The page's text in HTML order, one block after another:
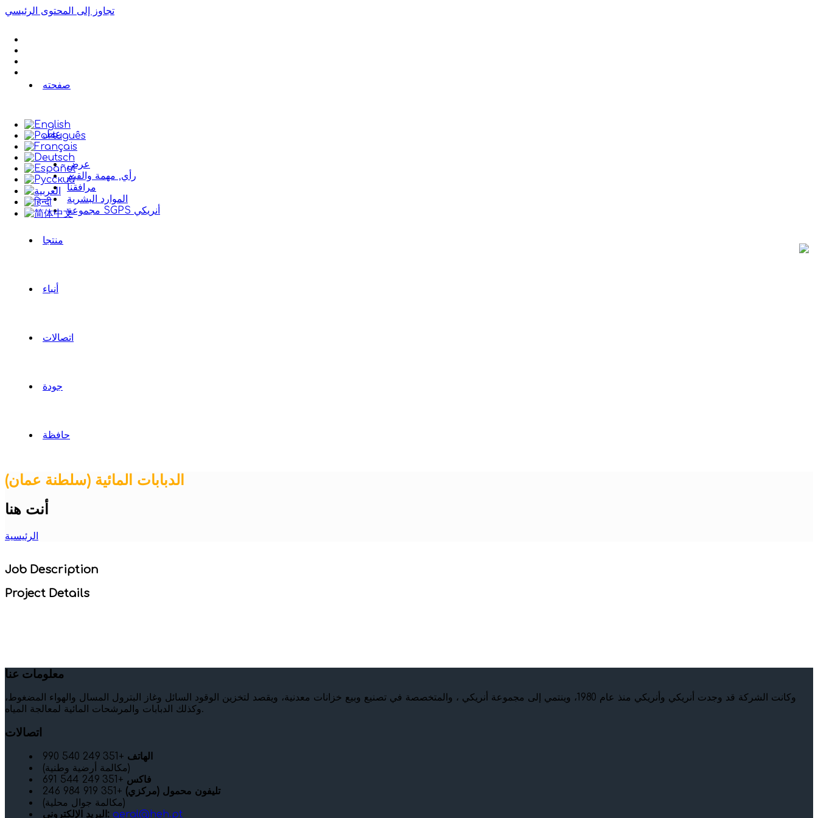
تجاوز إلى المحتوى الرئيسي
صفحته
عمل
عرض
رأي, مهمة والقيم
مرافقنا
الموارد البشرية
مجموعة SGPS أنريكي
منتجا
أنباء
اتصالات
جودة
حافظة
(سلطنة عمان) الدبابات المائية
أنت هنا
الرئيسية
Job Description
Project Details
معلومات عنا
وكانت الشركة قد وجدت أنريكي وأنريكي منذ عام 1980، وينتمي إلى مجموعة أنريكي ، والمتخصصة في تصنيع وبيع خزانات معدنية، ويقصد لتخزين الوقود السائل وغاز البترول المسال والهواء المضغوط،
وكذلك الدبابات والمرشحات المائية لمعالجة المياه.
اتصالات
الهاتف +351 249 540 990
(مكالمة أرضية وطنية)
فاكس +351 249 544 691
تليفون محمول (مركزي) +351 919 984 246
(مكالمة جوال محلية)
البريد الإلكتروني: geral@heh.pt